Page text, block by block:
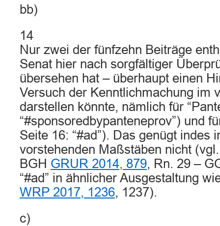
bb)
14
Nur zwei der fünfzehn Beiträge
Senat hier nach sorgfältiger
übersehen hat – überhaupt einen
Versuch der Kenntlichmachung im
darstellen könnte, nämlich für
“#sponsoredbypanteneprov”) und
Seite 16: “#ad”). Das genügt indes
vorstehenden Maßstäben nicht
BGH GRUR 2014, 879, Rn. 29 –
“#ad” in ähnlicher Ausgestaltung
WRP 2017, 1236, 1237).
c)